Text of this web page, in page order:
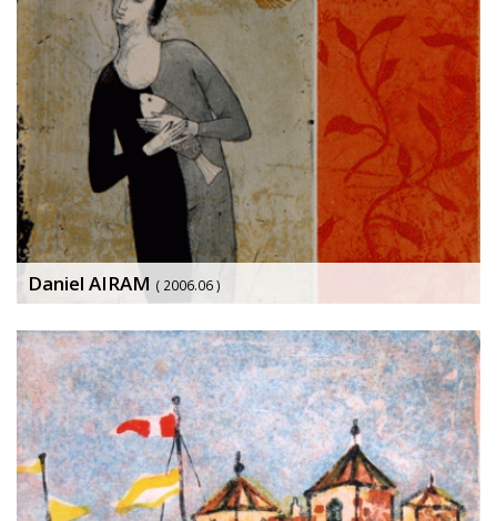
Daniel AIRAM ( 2006.06 )